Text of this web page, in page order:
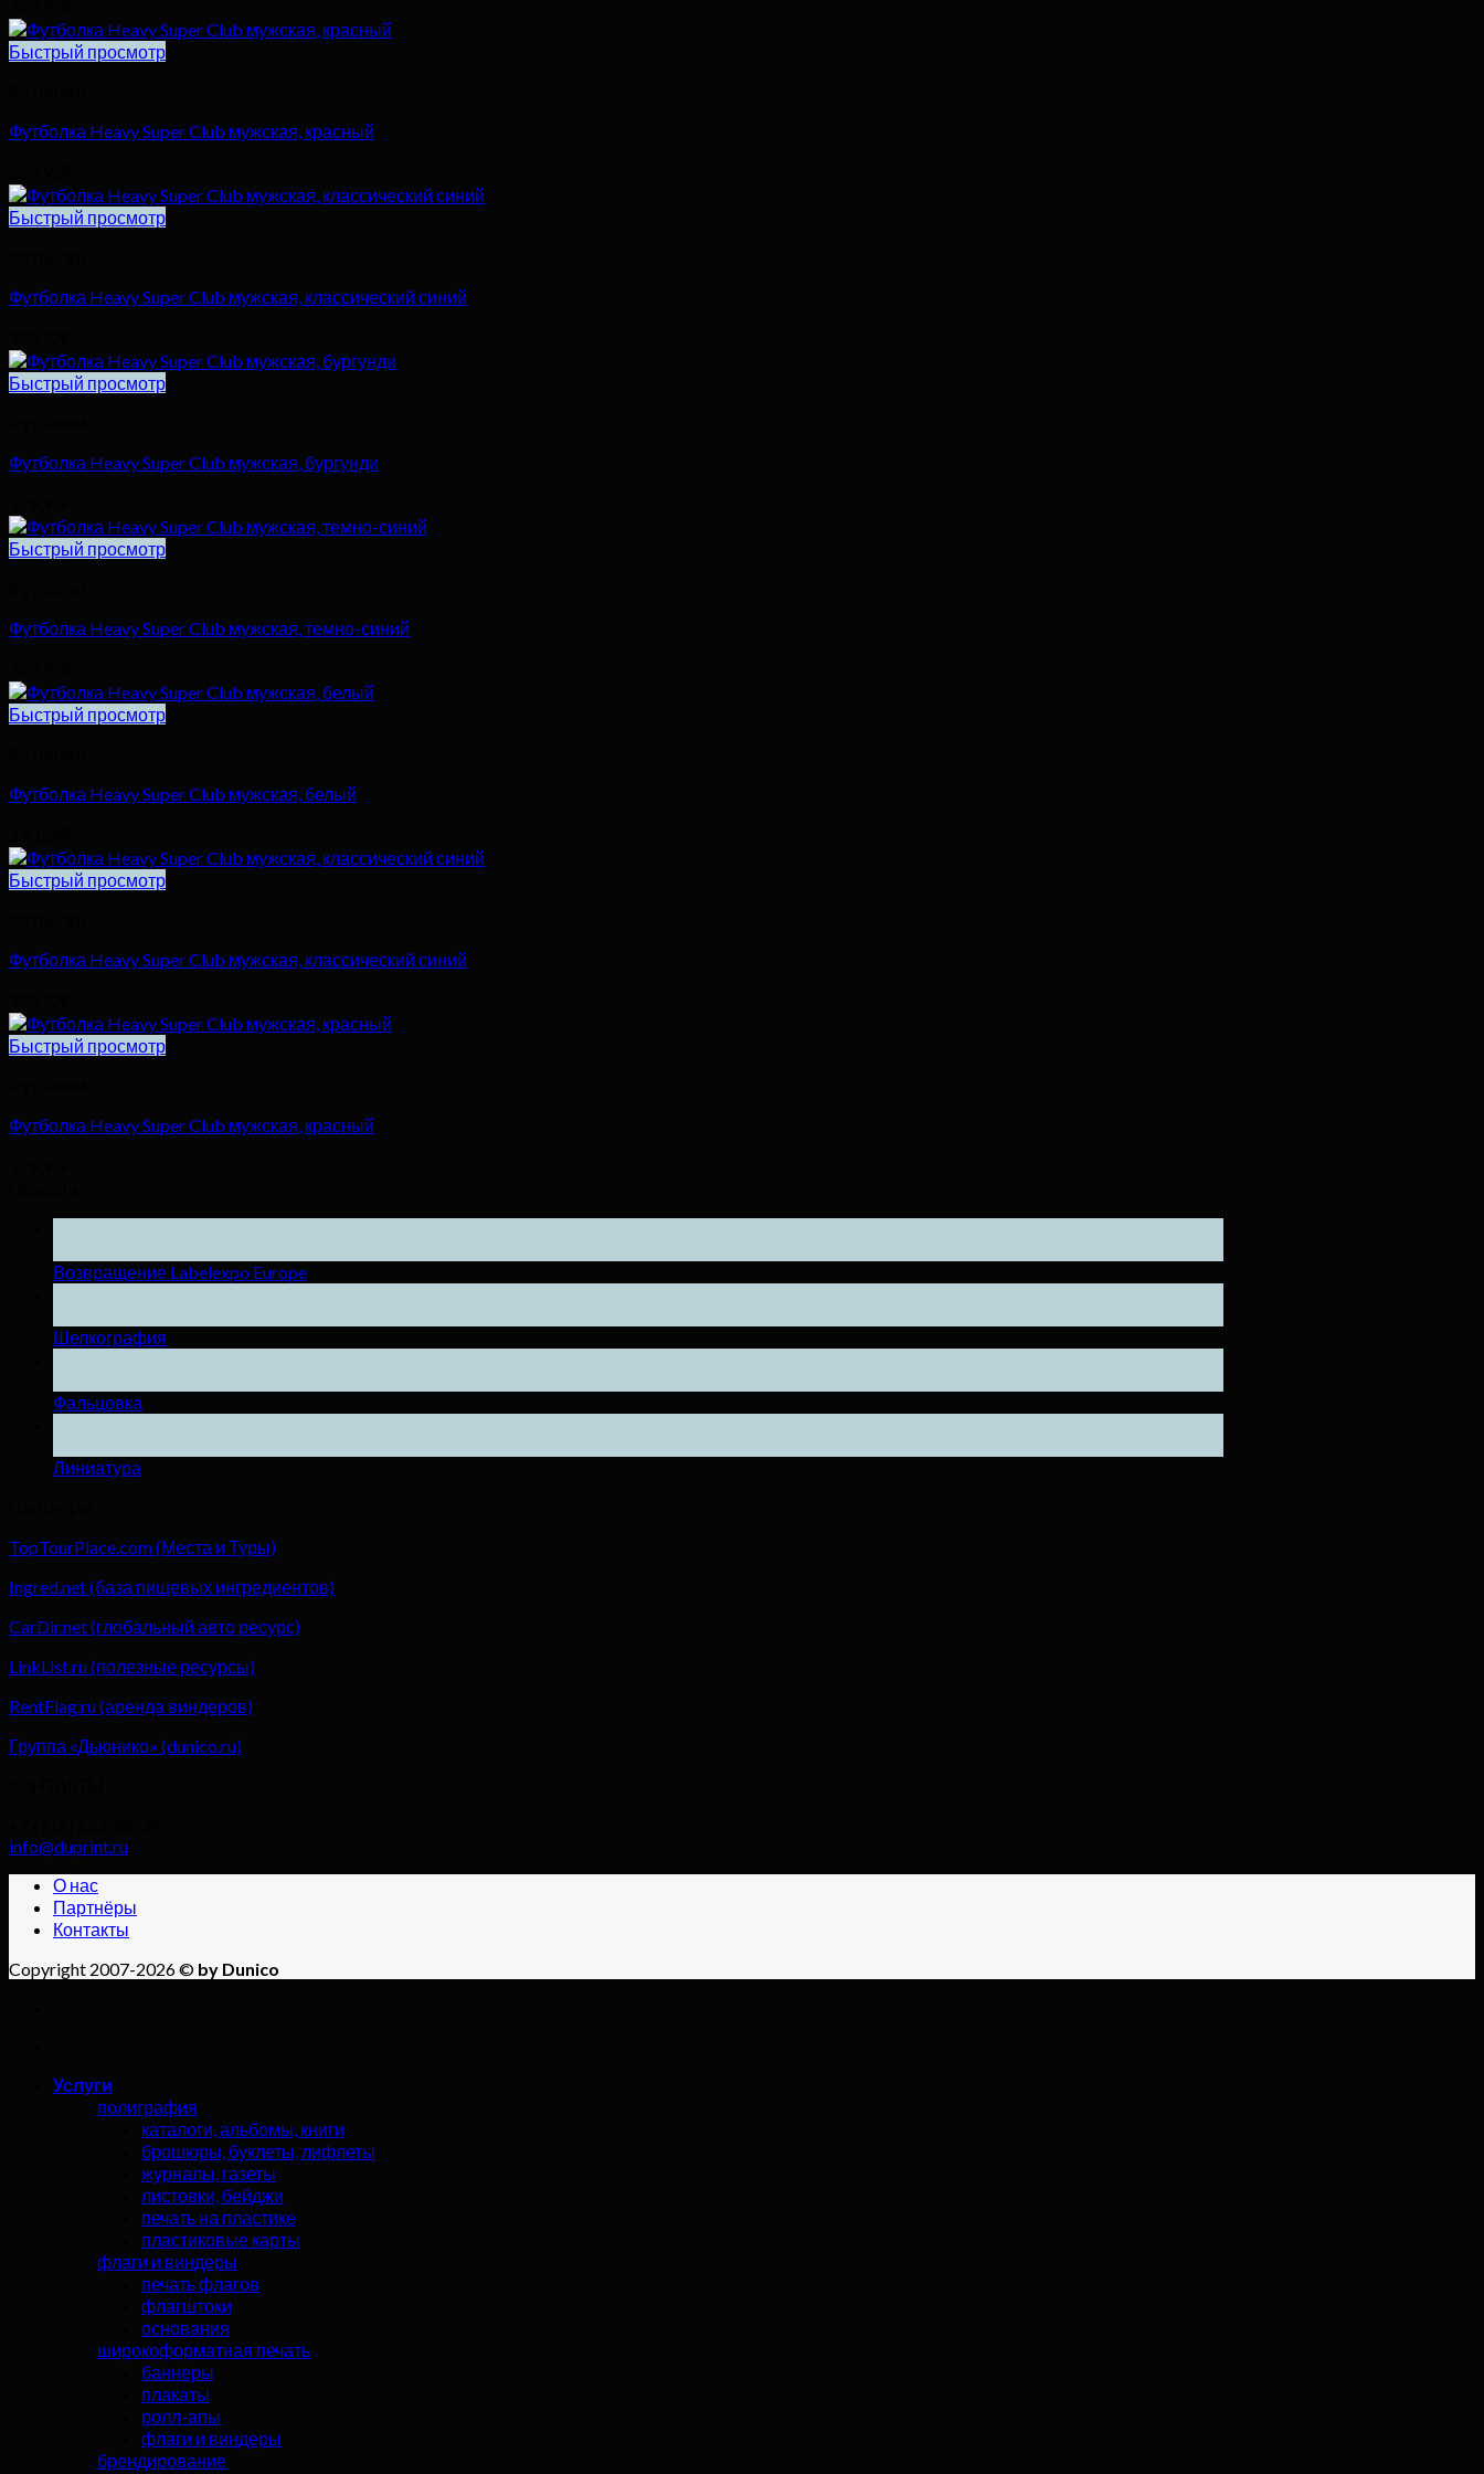
Быстрый просмотр
Футболка Heavy Super Club мужская, красный
Быстрый просмотр
Футболка Heavy Super Club мужская, классический синий
Быстрый просмотр
Футболка Heavy Super Club мужская, бургунди
Быстрый просмотр
Футболка Heavy Super Club мужская, темно-синий
Быстрый просмотр
Футболка Heavy Super Club мужская, белый
Быстрый просмотр
Футболка Heavy Super Club мужская, классический синий
Быстрый просмотр
Футболка Heavy Super Club мужская, красный
Возвращение Labelexpo Europe
Шелкография
Фальцовка
Линиатура
TopTourPlace.com (Места и Туры)
Ingred.net (база пищевых ингредиентов)
CarDir.net (глобальный авто ресурс)
LinkList.ru (полезные ресурсы)
RentFlag.ru (аренда виндеров)
Группа «Дьюнико» (dunico.ru)
info@duprint.ru
О нас
Партнёры
Контакты
Copyright 2007-2026 © by Dunico
Услуги
полиграфия
каталоги, альбомы, книги
брошюры, буклеты, лифлеты
журналы, газеты
листовки, бейджи
печать на пластике
пластиковые карты
флаги и виндеры
печать флагов
флагштоки
основания
широкоформатная печать
баннеры
плакаты
ролл-апы
флаги и виндеры
брендирование